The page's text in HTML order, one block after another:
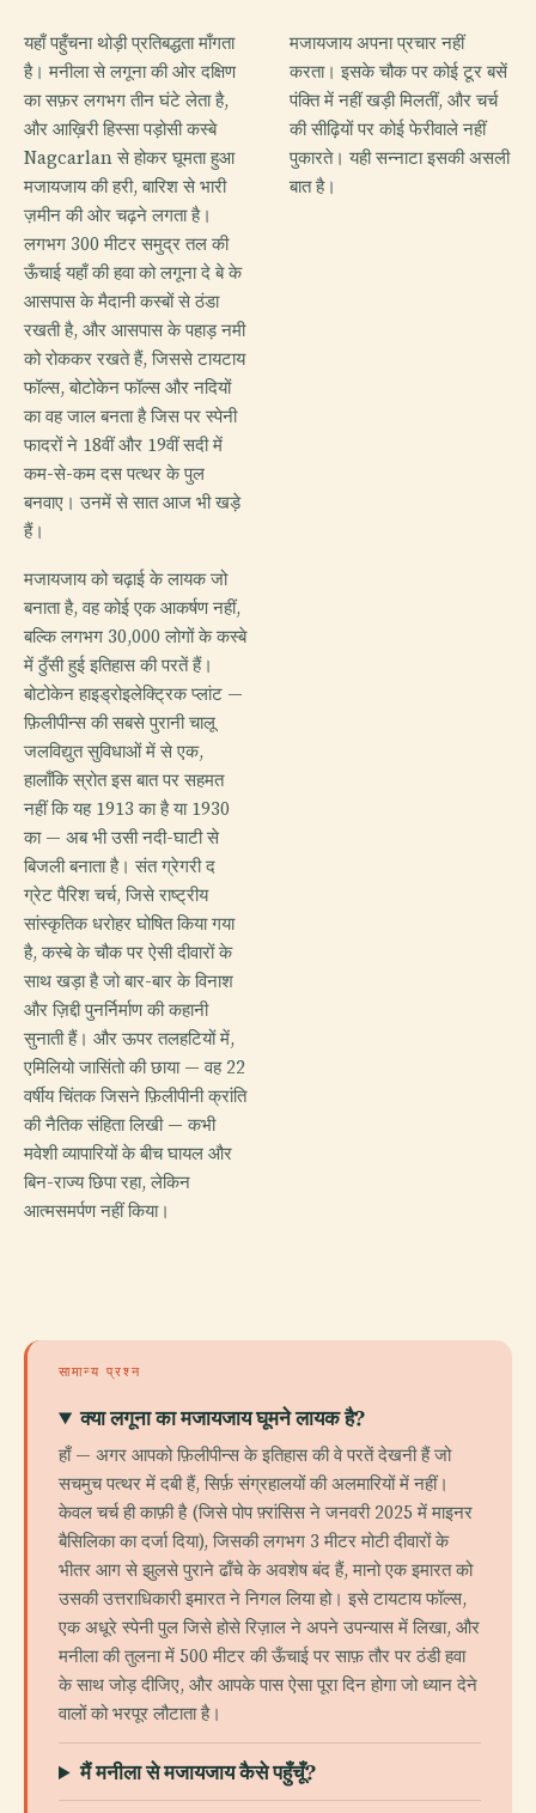
यहाँ पहुँचना थोड़ी प्रतिबद्धता माँगता
है। मनीला से लगूना की ओर दक्षिण
का सफ़र लगभग तीन घंटे लेता है,
और आख़िरी हिस्सा पड़ोसी कस्बे
Nagcarlan से होकर घूमता हुआ
मजायजाय की हरी, बारिश से भारी
ज़मीन की ओर चढ़ने लगता है।
लगभग 300 मीटर समुद्र तल की
ऊँचाई यहाँ की हवा को लगूना दे बे के
आसपास के मैदानी कस्बों से ठंडा
रखती है, और आसपास के पहाड़ नमी
को रोककर रखते हैं, जिससे टायटाय
फॉल्स, बोटोकेन फॉल्स और नदियों
का वह जाल बनता है जिस पर स्पेनी
फादरों ने 18वीं और 19वीं सदी में
कम-से-कम दस पत्थर के पुल
बनवाए। उनमें से सात आज भी खड़े
हैं।
मजायजाय को चढ़ाई के लायक जो
बनाता है, वह कोई एक आकर्षण नहीं,
बल्कि लगभग 30,000 लोगों के कस्बे
में ठुँसी हुई इतिहास की परतें हैं।
बोटोकेन हाइड्रोइलेक्ट्रिक प्लांट —
फ़िलीपीन्स की सबसे पुरानी चालू
जलविद्युत सुविधाओं में से एक,
हालाँकि स्रोत इस बात पर सहमत
नहीं कि यह 1913 का है या 1930
का — अब भी उसी नदी-घाटी से
बिजली बनाता है। संत ग्रेगरी द
ग्रेट पैरिश चर्च, जिसे राष्ट्रीय
सांस्कृतिक धरोहर घोषित किया गया
है, कस्बे के चौक पर ऐसी दीवारों के
साथ खड़ा है जो बार-बार के विनाश
और ज़िद्दी पुनर्निर्माण की कहानी
सुनाती हैं। और ऊपर तलहटियों में,
एमिलियो जासिंतो की छाया — वह 22
वर्षीय चिंतक जिसने फ़िलीपीनी क्रांति
की नैतिक संहिता लिखी — कभी
मवेशी व्यापारियों के बीच घायल और
बिन-राज्य छिपा रहा, लेकिन
आत्मसमर्पण नहीं किया।
मजायजाय अपना प्रचार नहीं
करता। इसके चौक पर कोई टूर बसें
पंक्ति में नहीं खड़ी मिलतीं, और चर्च
की सीढ़ियों पर कोई फेरीवाले नहीं
पुकारते। यही सन्नाटा इसकी असली
बात है।
सामान्य प्रश्न
क्या लगूना का मजायजाय घूमने लायक है?
हाँ — अगर आपको फ़िलीपीन्स के इतिहास की वे परतें देखनी हैं जो
सचमुच पत्थर में दबी हैं, सिर्फ़ संग्रहालयों की अलमारियों में नहीं।
केवल चर्च ही काफ़ी है (जिसे पोप फ़्रांसिस ने जनवरी 2025 में माइनर
बैसिलिका का दर्जा दिया), जिसकी लगभग 3 मीटर मोटी दीवारों के
भीतर आग से झुलसे पुराने ढाँचे के अवशेष बंद हैं, मानो एक इमारत को
उसकी उत्तराधिकारी इमारत ने निगल लिया हो। इसे टायटाय फॉल्स,
एक अधूरे स्पेनी पुल जिसे होसे रिज़ाल ने अपने उपन्यास में लिखा, और
मनीला की तुलना में 500 मीटर की ऊँचाई पर साफ़ तौर पर ठंडी हवा
के साथ जोड़ दीजिए, और आपके पास ऐसा पूरा दिन होगा जो ध्यान देने
वालों को भरपूर लौटाता है।
मैं मनीला से मजायजाय कैसे पहुँचूँ?